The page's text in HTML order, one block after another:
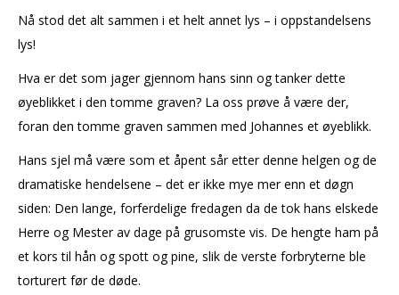
Nå stod det alt sammen i et helt annet lys – i oppstandelsens
lys!
Hva er det som jager gjennom hans sinn og tanker dette
øyeblikket i den tomme graven? La oss prøve å være der,
foran den tomme graven sammen med Johannes et øyeblikk.
Hans sjel må være som et åpent sår etter denne helgen og de
dramatiske hendelsene – det er ikke mye mer enn et døgn
siden: Den lange, forferdelige fredagen da de tok hans elskede
Herre og Mester av dage på grusomste vis. De hengte ham på
et kors til hån og spott og pine, slik de verste forbryterne ble
torturert før de døde.